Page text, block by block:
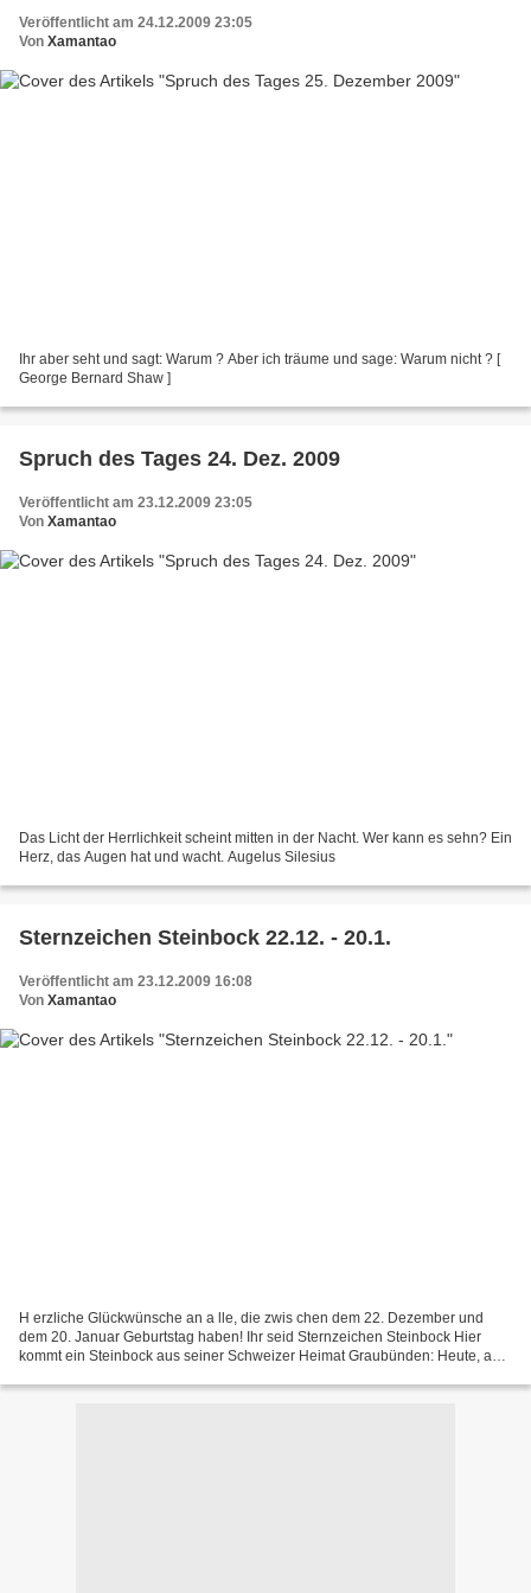
Veröffentlicht am 24.12.2009 23:05
Von Xamantao
Ihr aber seht und sagt: Warum ? Aber ich träume und sage: Warum nicht ? [
George Bernard Shaw ]
Spruch des Tages 24. Dez. 2009
Veröffentlicht am 23.12.2009 23:05
Von Xamantao
Das Licht der Herrlichkeit scheint mitten in der Nacht. Wer kann es sehn? Ein
Herz, das Augen hat und wacht. Augelus Silesius
Sternzeichen Steinbock 22.12. - 20.1.
Veröffentlicht am 23.12.2009 16:08
Von Xamantao
H erzliche Glückwünsche an a lle, die zwis chen dem 22. Dezember und
dem 20. Januar Geburtstag haben! Ihr seid Sternzeichen Steinbock Hier
kommt ein Steinbock aus seiner Schweizer Heimat Graubünden: Heute, am